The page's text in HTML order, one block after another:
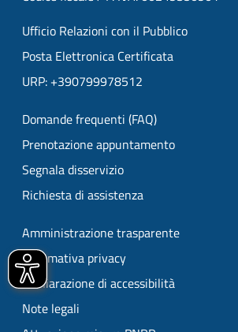
Ufficio Relazioni con il Pubblico
Posta Elettronica Certificata
URP: +390799978512
Domande frequenti (FAQ)
Prenotazione appuntamento
Segnala disservizio
Richiesta di assistenza
Amministrazione trasparente
Informativa privacy
Dichiarazione di accessibilità
Note legali